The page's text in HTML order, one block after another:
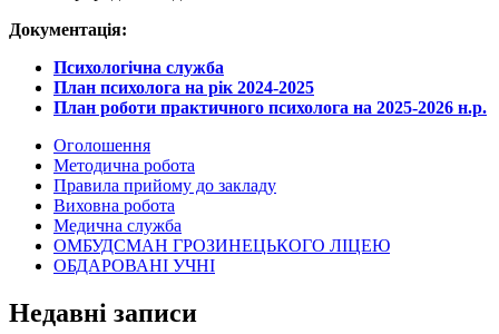
Документація:
Психологічна служба
План психолога на рік 2024-2025
План роботи практичного психолога на 2025-2026 н.р.
Оголошення
Методична робота
Правила прийому до закладу
Виховна робота
Медична служба
ОМБУДСМАН ГРОЗИНЕЦЬКОГО ЛІЦЕЮ
ОБДАРОВАНІ УЧНІ
Недавні записи